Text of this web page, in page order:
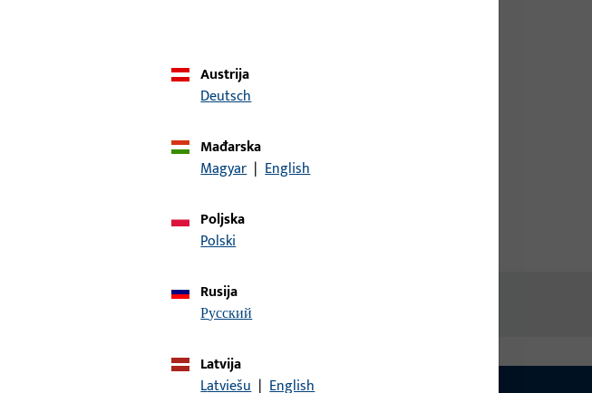
Austrija
Deutsch
Mađarska
Magyar | English
Poljska
Polski
Rusija
русский
Latvija
Latviešu | English